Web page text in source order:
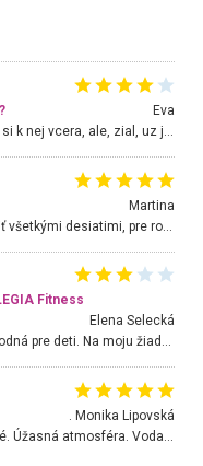
Eva
Hojdacka v Krpelanoch uz nie je, vysli sme si k nej vcera, ale, zial, uz je znicena. Ak sem planujete cestu len kvoli hojdacke, mozete si ju usetrit. Krasny vyhlad je tu vsak aj bez hojdacky :-)
Martina
Nádherné miesto ktoré odporúčam navštíviť všetkými desiatimi, pre rodiny s deťmi, dôchodcom... Proste a jednoducho ozaj rozprávkový les.. určite ešte prídeme. Odniesli sme si na pamiatku krásne tričká,
Fitness
Elena Selecká
Kútik výborný, ale hlučná hudba úplne nevhodná pre deti. Na moju žiadosť o aspoň sušenie nereagovali.
. Monika Lipovská
Úžasné prostredie, napriek tomu, že je malé. Úžasná atmosféra. Voda fantastická a nádherná. Ľudí je pomerne veľa, ale su mili a ohľaduplní. Je veľmi zaujímavé sledovať, ako dokážu spolu športovať cudzí ľudia a bez ohľadu na vek. Vládne tu pohoda. Vnuka neviem dostať z vody. Ďakujem za krásny deň . Urcite sa sem vrátim. Jediný problém je s parkovaním, ale aj ten sa mi podarilo vyriešiť. Monika Bratislava